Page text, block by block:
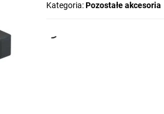
Kategoria:Pozostałe akcesoria